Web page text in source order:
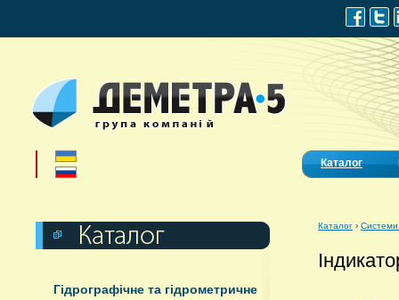
Каталог
Гідрографічне та гідрометричне
Каталог ›